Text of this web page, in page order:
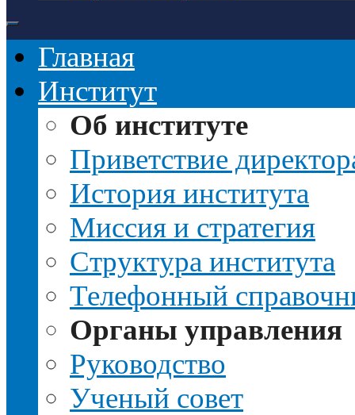
Главная
Институт
Об институте
Приветствие
История института
Миссия и стратегия
Структура института
Телефонный
Органы управления
Руководство
Ученый совет